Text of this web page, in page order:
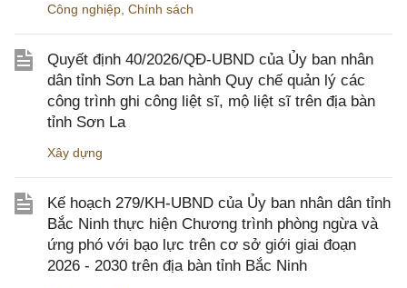
Công nghiệp Chính sách
Quyết định 40/2026/QĐ-UBND của Ủy ban nhân
dân tỉnh Sơn La ban hành Quy chế quản lý các
công trình ghi công liệt sĩ, mộ liệt sĩ trên địa bàn
tỉnh Sơn La
Xây dựng
Kế hoạch 279/KH-UBND của Ủy ban nhân dân tỉnh
Bắc Ninh thực hiện Chương trình phòng ngừa và
ứng phó với bạo lực trên cơ sở giới giai đoạn
2026 - 2030 trên địa bàn tỉnh Bắc Ninh